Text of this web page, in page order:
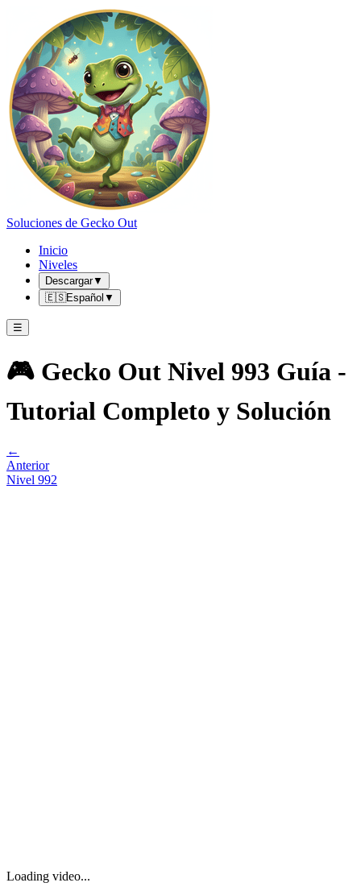
Soluciones de Gecko Out
Inicio
Niveles
Descargar▼
🇪🇸Español ▼
☰
🎮 Gecko Out Nivel 993 Guía -
Tutorial Completo y Solución
←
Anterior
Nivel 992
Loading video...